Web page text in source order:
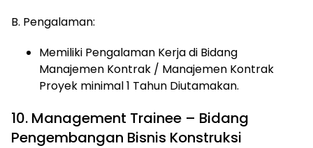
B. Pengalaman:
Memiliki Pengalaman Kerja di Bidang
Manajemen Kontrak / Manajemen Kontrak
Proyek minimal 1 Tahun Diutamakan.
10. Management Trainee – Bidang
Pengembangan Bisnis Konstruksi